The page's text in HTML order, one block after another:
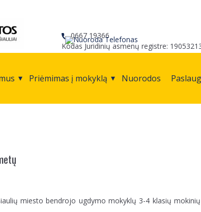
0667 19366
Kodas Juridinių asmenų registre:
Priėmimas į mokyklą Nuorodos
miesto bendrojo ugdymo mokyklų 3-4 klasių